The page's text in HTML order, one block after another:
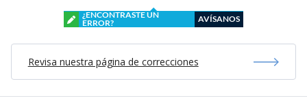
¿ENCONTRASTE UN
ERROR?
AVÍSANOS
Revisa nuestra página de correcciones